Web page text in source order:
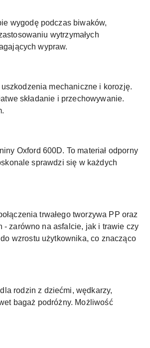
wygodę podczas biwaków,
wytrzymałych
wypraw.
mechaniczne i korozję.
składanie i przechowywanie.
Oxford 600D. To materiał odporny
sprawdzi się w każdych
trwałego tworzywa PP oraz
- zarówno na asfalcie, jak i trawie czy
wzrostu użytkownika, co znacząco
rodzin z dziećmi, wędkarzy,
bagaż podróżny. Możliwość